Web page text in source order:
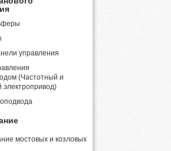
управления
(Частотный и
электропривод)
мостовых и козловых